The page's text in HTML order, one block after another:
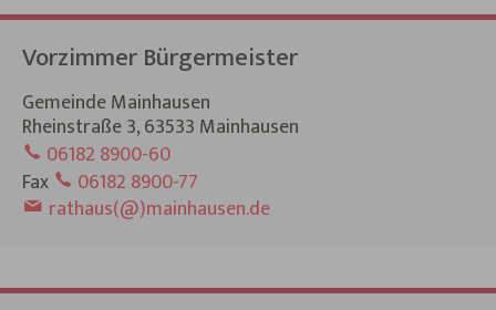
Vorzimmer Bürgermeister
Gemeinde Mainhausen
Rheinstraße 3, 63533 Mainhausen
06182 8900-60
Fax
06182 8900-77
rathaus(@)mainhausen.de